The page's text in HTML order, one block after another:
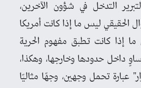
التدخل في شؤون الآخرين،
الحقيقي ليس ما إذا كانت أمريكا
ما إذا كانت تطبق مفهوم الحرية
داخل حدودها وخارجها، وهكذا،
عبارة تحمل وجهين، وجهًا مثاليًا